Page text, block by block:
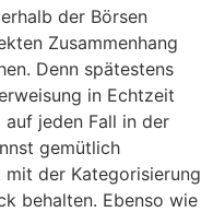
der Börsen
Zusammenhang
Denn spätestens
in Echtzeit
jeden Fall in der
gemütlich
der Kategorisierung
behalten. Ebenso wie